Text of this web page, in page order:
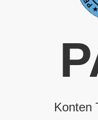
Konten